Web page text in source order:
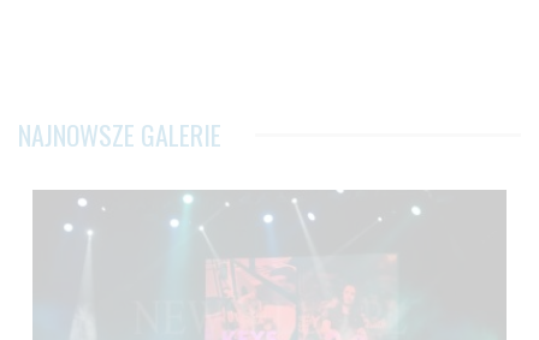
NAJNOWSZE GALERIE